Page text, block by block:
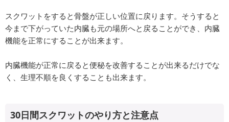
スクワットをすると骨盤が正しい位置に戻ります。そうすると
今まで下がっていた内臓も元の場所へと戻ることができ、内臓
機能を正常にすることが出来ます。
内臓機能が正常に戻ると便秘を改善することが出来るだけでな
く、生理不順を良くすることも出来ます。
30日間スクワットのやり方と注意点